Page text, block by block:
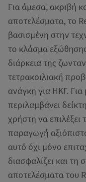
Για άμεσα, ακριβή
αποτελέσματα, το
βασισμένη στην
το κλάσμα
διάρκεια της
τετρακοιλιακή
ανάγκη για ΗΚΓ. Για
περιλαμβάνει
χρήστη να
παραγωγή
αυτό όχι μόνο
διασφαλίζει και τη
αποτελέσματα του